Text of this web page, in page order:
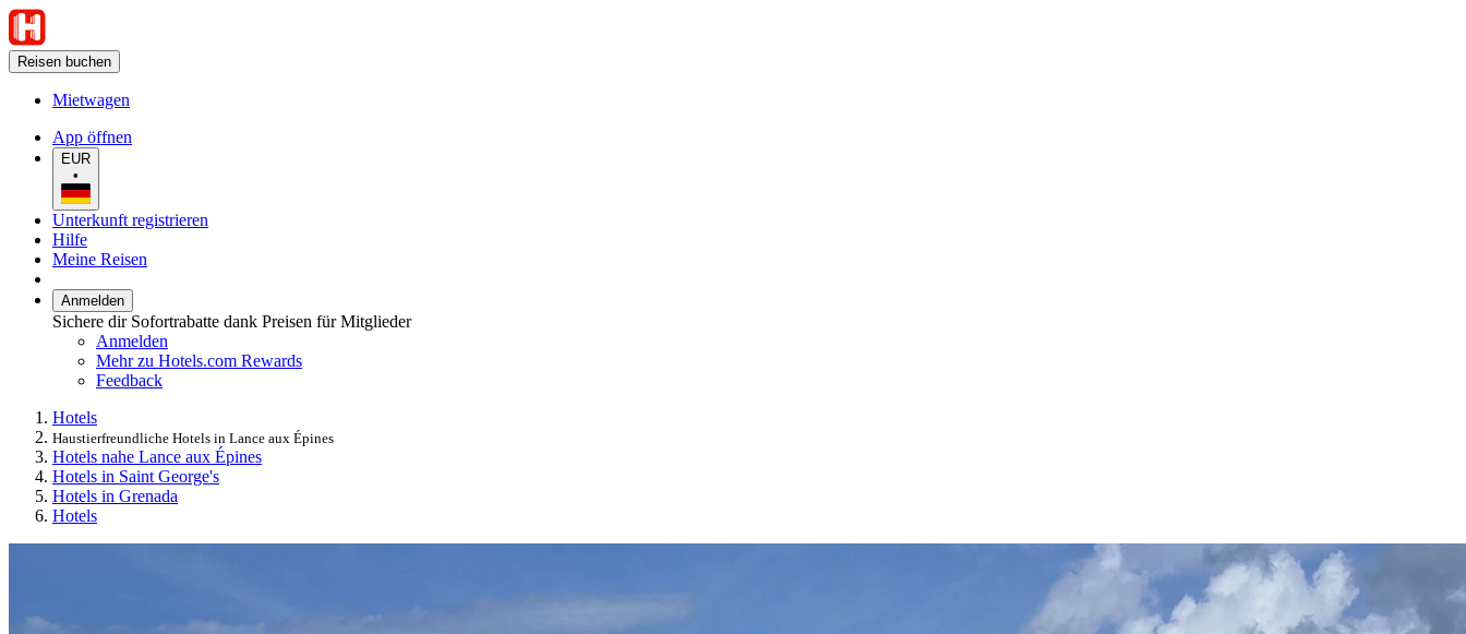
Reisen buchen
Mietwagen
App öffnen
EUR
•
Unterkunft registrieren
Hilfe
Meine Reisen
Anmelden
Sichere dir Sofortrabatte dank Preisen für Mitglieder
Anmelden
Mehr zu Hotels.com Rewards
Feedback
Hotels
Haustierfreundliche Hotels in Lance aux Épines
Hotels nahe Lance aux Épines
Hotels in Saint George's
Hotels in Grenada
Hotels